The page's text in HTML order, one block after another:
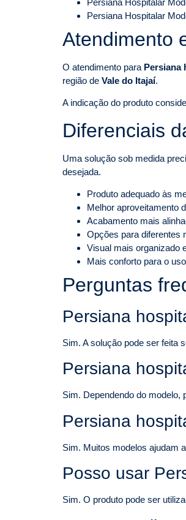
Persiana Hospitalar
Atendimento
O atendimento para Persiana
região de Vale do Itajaí.
A indicação do produto
Diferenciais
Uma solução sob medida
desejada.
Produto adequado às
Melhor aproveitamento
Acabamento mais
Opções para diferentes
Visual mais organizado
Mais conforto para o
Perguntas
Persiana
Sim. A solução pode ser feita
Persiana
Sim. Dependendo do
Persiana
Sim. Muitos modelos ajudam
Posso usar
Sim. O produto pode ser